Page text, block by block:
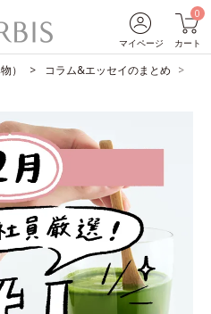
マイページ
0
カート
） コラム&エッセイのまとめ